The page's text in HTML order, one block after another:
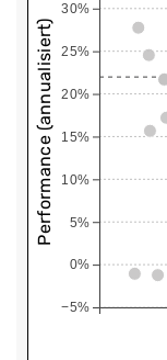
−5%
0%
5%
10%
15%
20%
25%
30%
Performance (annualisiert)